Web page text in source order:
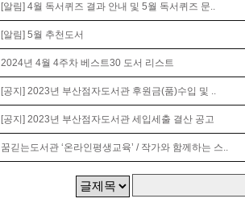
[알림] 4월 독서퀴즈 결과 안내 및 5월 독서퀴즈 문..
[알림] 5월 추천도서
2024년 4월 4주차 베스트30 도서 리스트
[공지] 2023년 부산점자도서관 후원금(품)수입 및 ..
[공지] 2023년 부산점자도서관 세입세출 결산 공고
꿈긷는도서관 ‘온라인평생교육’ / 작가와 함께하는 스..